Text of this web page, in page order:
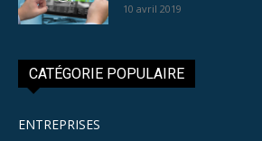
10 avril 2019
CATÉGORIE POPULAIRE
ENTREPRISES